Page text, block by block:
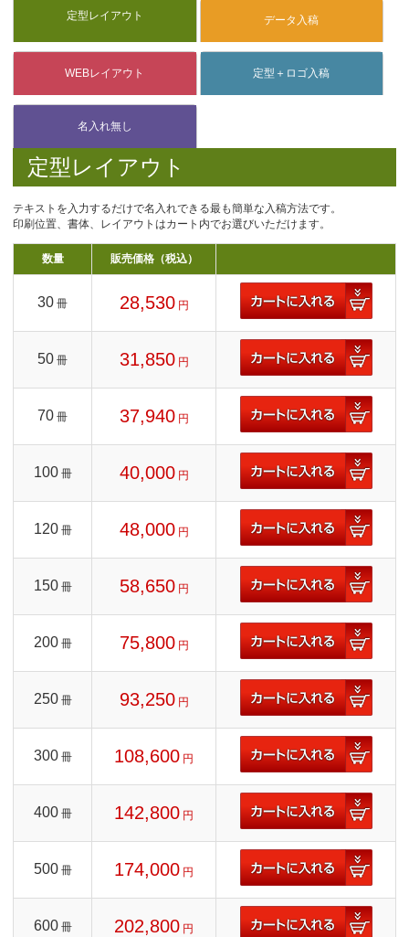
定型レイアウト
テキストを入力するだけで名入れできる最も簡単な入稿方法です。
印刷位置、書体、レイアウトはカート内でお選びいただけます。
数量 販売価格（税込）
30 冊 28,530 円
50 冊 31,850 円
70 冊 37,940 円
100 冊 40,000 円
120 冊 48,000 円
150 冊 58,650 円
200 冊 75,800 円
250 冊 93,250 円
300 冊 108,600 円
400 冊 142,800 円
500 冊 174,000 円
600 冊 202,800 円